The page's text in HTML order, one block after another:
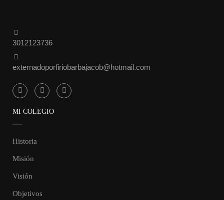
3012123736
externadoporfiriobarbajacob@hotmail.com
MI COLEGIO
Historia
Misión
Visión
Objetivos